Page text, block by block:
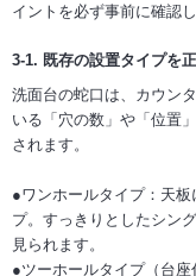
イントを必ず事前に確認し
3-1. 既存の設置タイプを
洗面台の蛇口は、カウン
いる「穴の数」や「位置
されます。
●ワンホールタイプ：天
プ。すっきりとしたシン
見られます。
●ツーホールタイプ（台